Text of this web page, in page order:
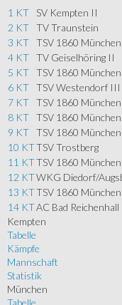
1 KT SV Kempten II
2 KT TV Traunstein
3 KT TSV 1860 München
4 KT TV Geiselhöring II
5 KT TSV 1860 München
6 KT TSV Westendorf III
7 KT TSV 1860 München
8 KT TSV 1860 München
9 KT TSV 1860 München
10 KTTSV Trostberg
11 KTTSV 1860 München
12 KTWKG Diedorf/
13 KTTSV 1860 München
14 KTAC Bad Reichenhall
Kempten
Tabelle
Kämpfe
Mannschaft
Statistik
München
Tabelle